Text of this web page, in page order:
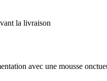
la livraison
avec une mousse